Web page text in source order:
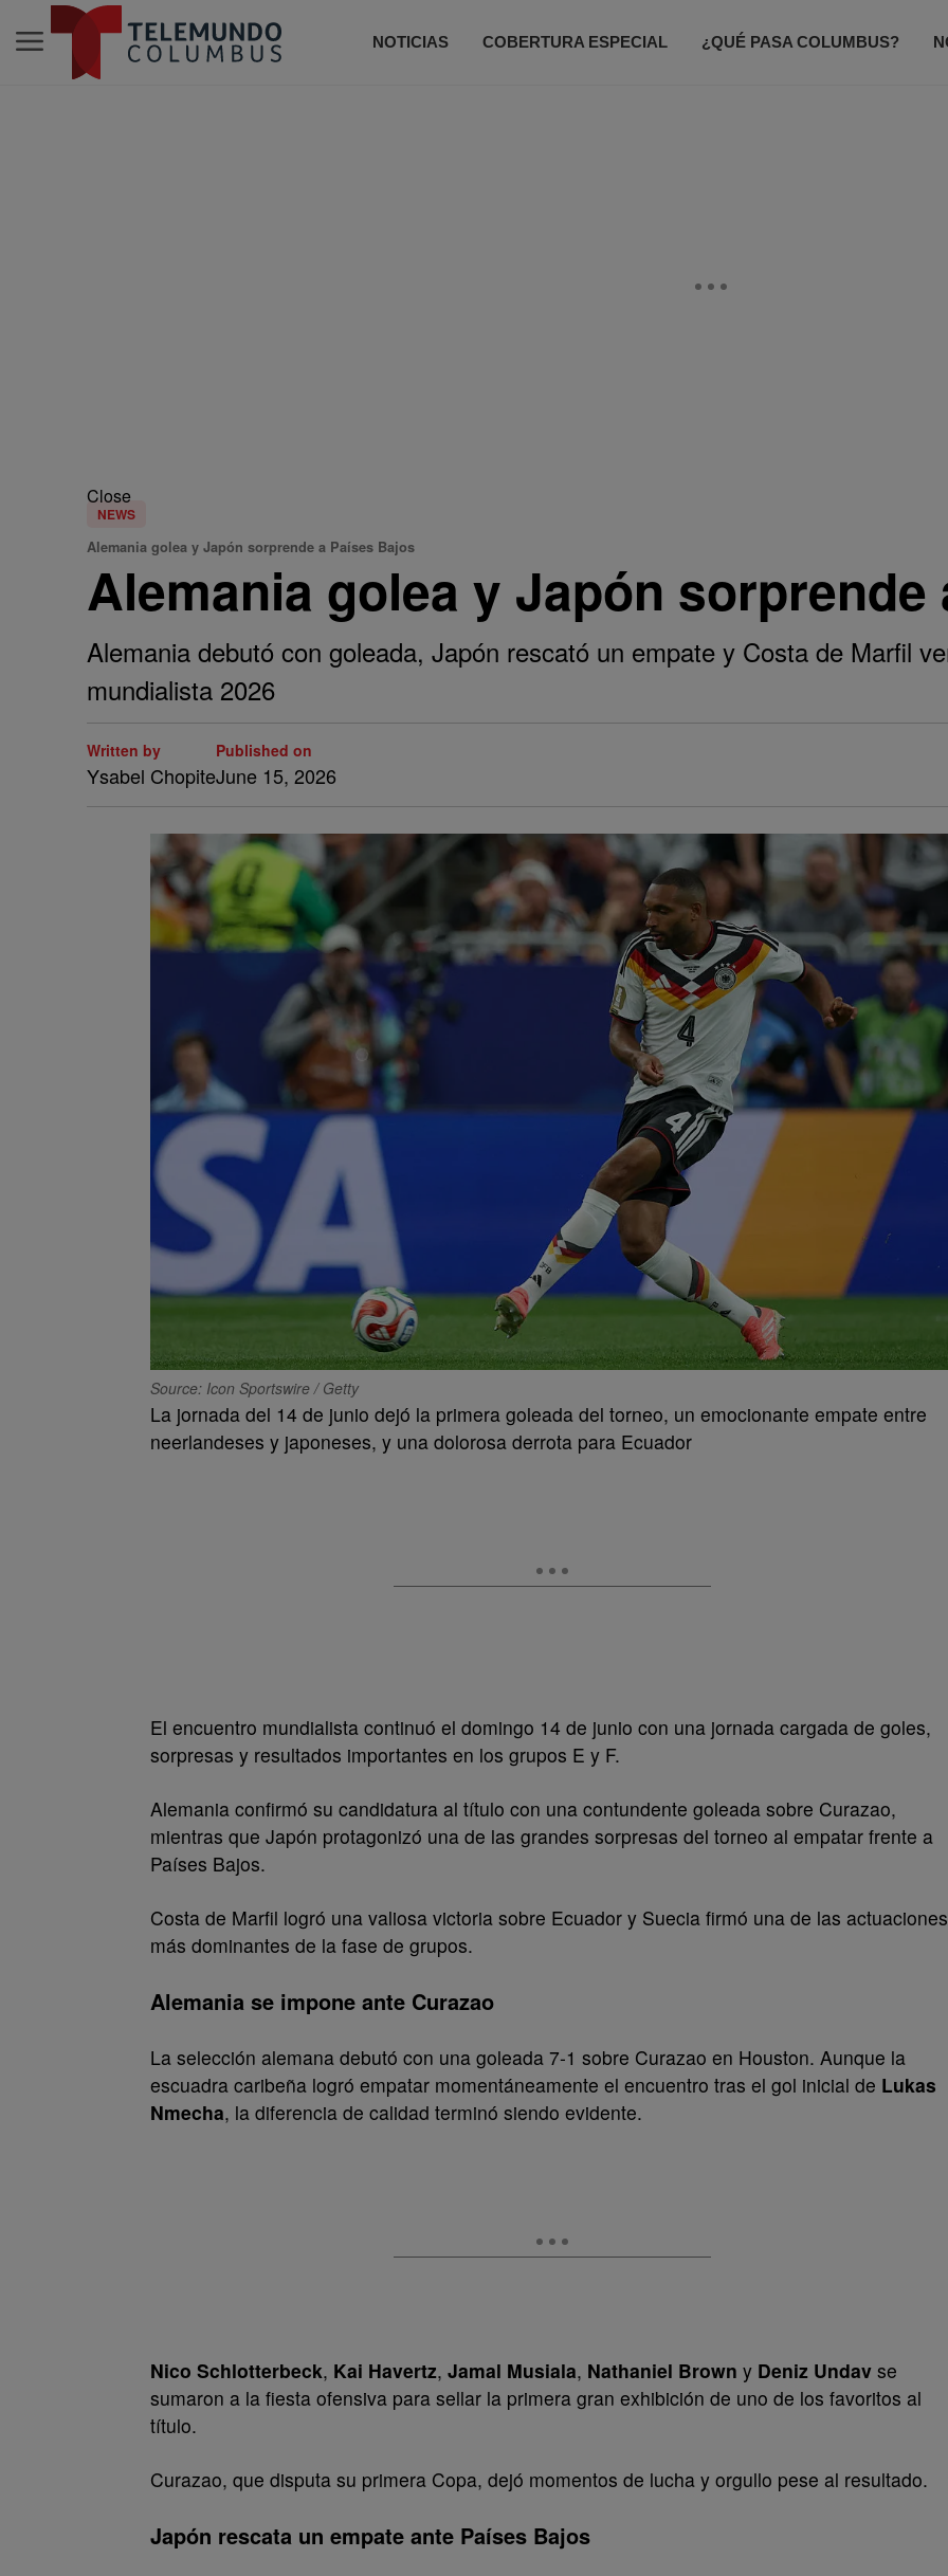
NOTICIAS COBERTURA ESPECIAL ¿QUÉ PASA COLUMBUS?
Close
NEWS
Alemania golea y Japón sorprende a Países Bajos
Alemania golea y Japón sorprende
Alemania debutó con goleada, Japón rescató un empate y Costa de Marfil
mundialista 2026
Written by
Ysabel Chopite
Published on
June 15, 2026
Source: Icon Sportswire / Getty
La jornada del 14 de junio dejó la primera goleada del torneo, un emocionante empate entre
neerlandeses y japoneses, y una dolorosa derrota para Ecuador
El encuentro mundialista continuó el domingo 14 de junio con una jornada cargada de goles,
sorpresas y resultados importantes en los grupos E y F.
Alemania confirmó su candidatura al título con una contundente goleada sobre Curazao,
mientras que Japón protagonizó una de las grandes sorpresas del torneo al empatar frente a
Países Bajos.
Costa de Marfil logró una valiosa victoria sobre Ecuador y Suecia firmó una de las actuaciones
más dominantes de la fase de grupos.
Alemania se impone ante Curazao
La selección alemana debutó con una goleada 7-1 sobre Curazao en Houston. Aunque la
escuadra caribeña logró empatar momentáneamente el encuentro tras el gol inicial de Lukas
Nmecha, la diferencia de calidad terminó siendo evidente.
Nico Schlotterbeck, Kai Havertz, Jamal Musiala, Nathaniel Brown y Deniz Undav se
sumaron a la fiesta ofensiva para sellar la primera gran exhibición de uno de los favoritos al
título.
Curazao, que disputa su primera Copa, dejó momentos de lucha y orgullo pese al resultado.
Japón rescata un empate ante Países Bajos